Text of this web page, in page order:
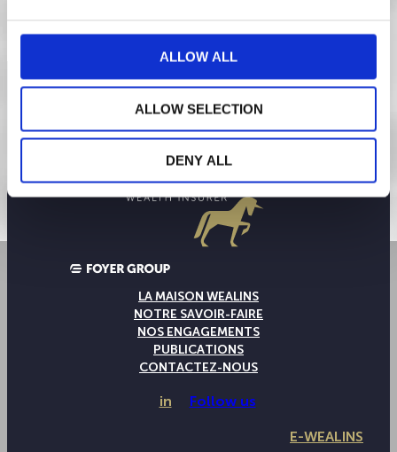
ALLOW ALL
ALLOW SELECTION
DENY ALL
LA MAISON WEALINS
NOTRE SAVOIR-FAIRE
NOS ENGAGEMENTS
PUBLICATIONS
CONTACTEZ-NOUS
in Follow us
E-WEALINS